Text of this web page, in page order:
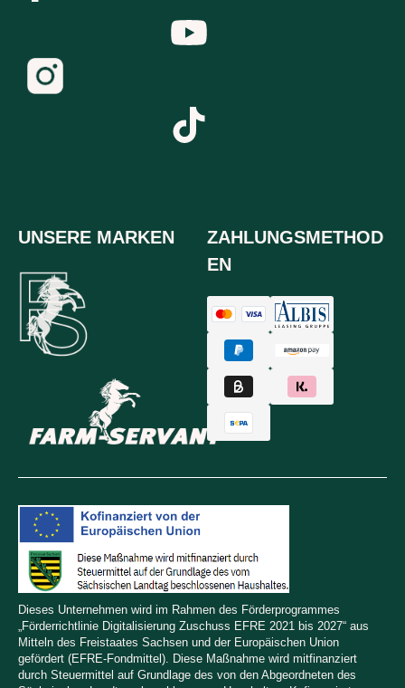
UNSERE MARKEN
ZAHLUNGSMETHOD
EN
Dieses Unternehmen wird im Rahmen des Förderprogrammes
„Förderrichtlinie Digitalisierung Zuschuss EFRE 2021 bis 2027“ aus
Mitteln des Freistaates Sachsen und der Europäischen Union
gefördert (EFRE-Fondmittel). Diese Maßnahme wird mitfinanziert
durch Steuermittel auf Grundlage des von den Abgeordneten des